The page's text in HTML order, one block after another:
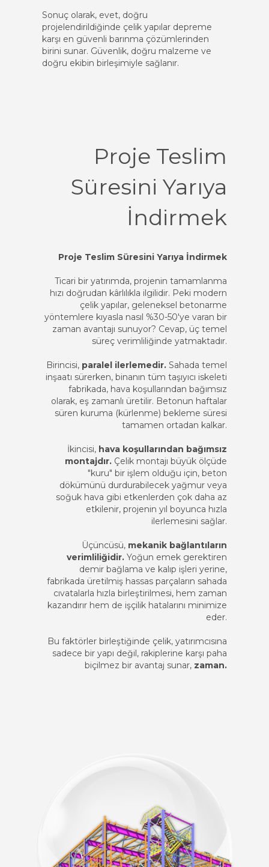
Sonuç olarak, evet, doğru
projelendirildiğinde çelik yapılar depreme
karşı en güvenli barınma çözümlerinden
birini sunar. Güvenlik, doğru malzeme ve
doğru ekibin birleşimiyle sağlanır.
Proje Teslim
Süresini Yarıya
İndirmek
Proje Teslim Süresini Yarıya İndirmek
Ticari bir yatırımda, projenin tamamlanma
hızı doğrudan kârlılıkla ilgilidir. Peki modern
çelik yapılar, geleneksel betonarme
yöntemlere kıyasla nasıl %30-50'ye varan bir
zaman avantajı sunuyor? Cevap, üç temel
süreç verimliliğinde yatmaktadır.
Birincisi, paralel ilerlemedir. Sahada temel
inşaatı sürerken, binanın tüm taşıyıcı iskeleti
fabrikada, hava koşullarından bağımsız
olarak, eş zamanlı üretilir. Betonun haftalar
süren kuruma (kürlenme) bekleme süresi
tamamen ortadan kalkar.
İkincisi, hava koşullarından bağımsız
montajdır. Çelik montajı büyük ölçüde
"kuru" bir işlem olduğu için, beton
dökümünü durdurabilecek yağmur veya
soğuk hava gibi etkenlerden çok daha az
etkilenir, projenin yıl boyunca hızla
ilerlemesini sağlar.
Üçüncüsü, mekanik bağlantıların
verimliliğidir. Yoğun emek gerektiren
demir bağlama ve kalıp işleri yerine,
fabrikada üretilmiş hassas parçaların sahada
cıvatalarla hızla birleştirilmesi, hem zaman
kazandırır hem de işçilik hatalarını minimize
eder.
Bu faktörler birleştiğinde çelik, yatırımcısına
sadece bir yapı değil, rakiplerine karşı paha
biçilmez bir avantaj sunar, zaman.